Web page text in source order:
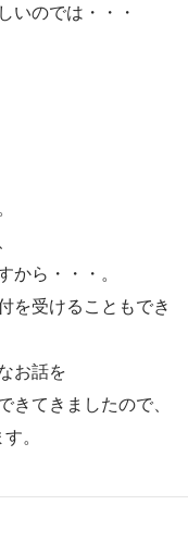
いのでは・・・
から・・・。
を受けることもでき
お話を
きてきましたので、
。